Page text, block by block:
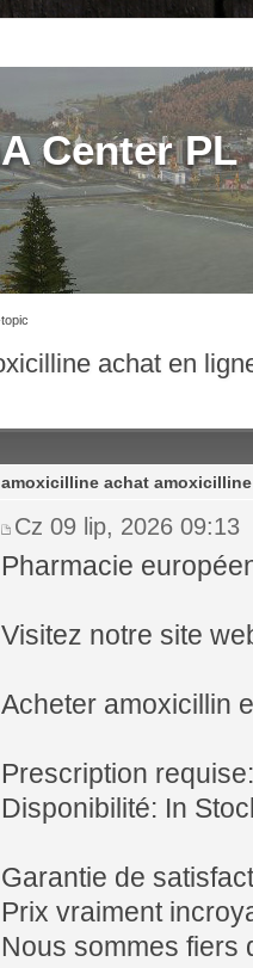
Center PL
achat en
amoxicilline achat
Cz 09 lip, 2026 09:13
Pharmacie
Visitez notre site
Acheter amoxicillin
Prescription
Disponibilité: In
Garantie de
Prix vraiment
Nous sommes fiers